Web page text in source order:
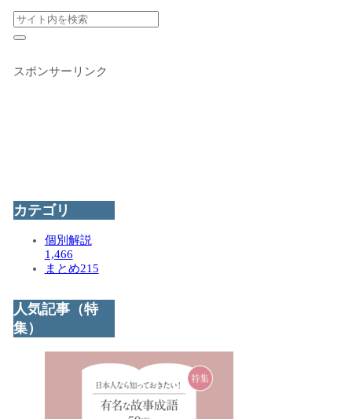
スポンサーリンク
カテゴリ
個別解説
1,466
まとめ215
人気記事（特
集）